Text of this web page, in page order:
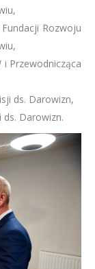
Rozwoju
i Przewodnicząca
ds. Darowizn,
ds. Darowizn.